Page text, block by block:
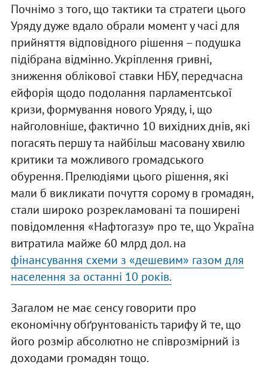
Почнімо з того, що тактики та стратеги цього
Уряду дуже вдало обрали момент у часі для
прийняття відповідного рішення – подушка
підібрана відмінно. Укріплення гривні,
зниження облікової ставки НБУ, передчасна
ейфорія щодо подолання парламентської
кризи, формування нового Уряду, і, що
найголовніше, фактично 10 вихідних днів, які
погасять першу та найбільш масовану хвилю
критики та можливого громадського
обурення. Прелюдіями цього рішення, які
мали б викликати почуття сорому в громадян,
стали широко розрекламовані та поширені
повідомлення «Нафтогазу» про те, що Україна
витратила майже 60 млрд дол. на
фінансування схеми з «дешевим» газом для
населення за останні 10 років.
Загалом не має сенсу говорити про
економічну обґрунтованість тарифу й те, що
його розмір абсолютно не співрозмірний із
доходами громадян тощо.